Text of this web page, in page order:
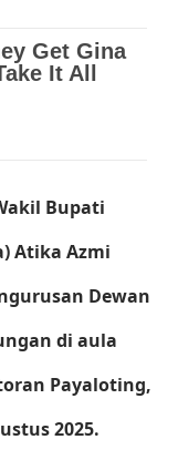
Bupati
Atika Azmi
Dewan
di aula
Payaloting,
2025.